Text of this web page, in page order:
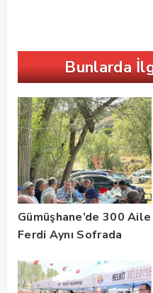
Bunlarda
Gümüşhane’de 300 Aile
Ferdi Aynı Sofrada